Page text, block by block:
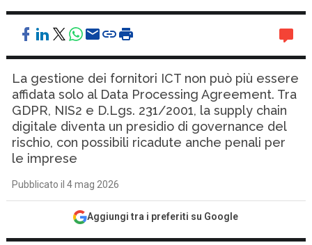
La gestione dei fornitori ICT non può più essere
affidata solo al Data Processing Agreement. Tra
GDPR, NIS2 e D.Lgs. 231/2001, la supply chain
digitale diventa un presidio di governance del
rischio, con possibili ricadute anche penali per
le imprese
Pubblicato il 4 mag 2026
Aggiungi tra i preferiti su Google